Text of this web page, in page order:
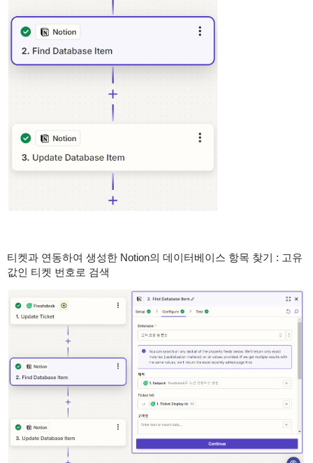
티켓과 연동하여 생성한 Notion의 데이터베이스 항목 찾기 : 고유
값인 티켓 번호로 검색